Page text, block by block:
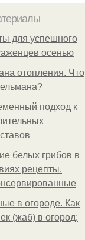
для успешного
осенью
отопления. Что
подход к
белых грибов в
рецепты.
в огороде. Как
(жаб) в огород: